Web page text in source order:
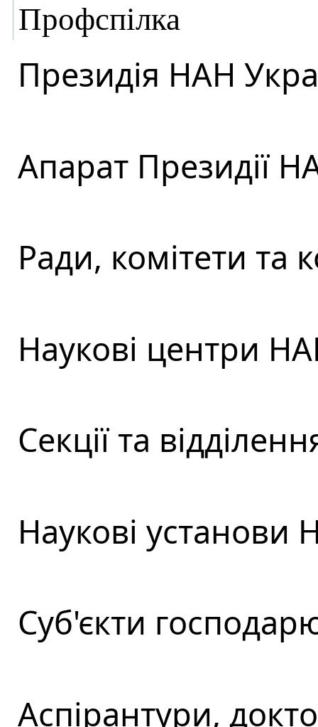
Профспілка
Президія НАН
Апарат Президії
Ради, комітети та
Наукові центри
Секції та
Наукові установи
Cуб'єкти
Аспірантури,